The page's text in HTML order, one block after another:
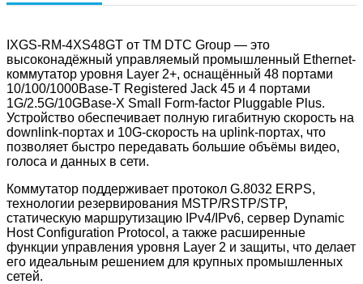
IXGS-RM-4XS48GT от ТМ DTC Group — это
высоконадёжный управляемый промышленный Ethernet-
коммутатор уровня Layer 2+, оснащённый 48 портами
10/100/1000Base-T Registered Jack 45 и 4 портами
1G/2.5G/10GBase-X Small Form-factor Pluggable Plus.
Устройство обеспечивает полную гигабитную скорость на
downlink-портах и 10G-скорость на uplink-портах, что
позволяет быстро передавать большие объёмы видео,
голоса и данных в сети.
Коммутатор поддерживает протокол G.8032 ERPS,
технологии резервирования MSTP/RSTP/STP,
статическую маршрутизацию IPv4/IPv6, сервер Dynamic
Host Configuration Protocol, а также расширенные
функции управления уровня Layer 2 и защиты, что делает
его идеальным решением для крупных промышленных
сетей.